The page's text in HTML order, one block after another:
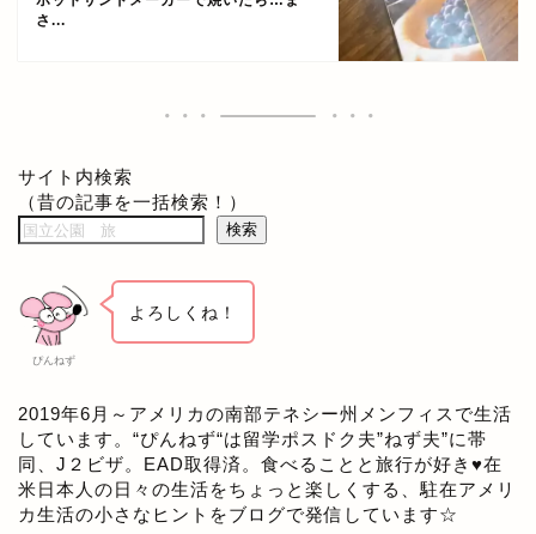
さ...
サイト内検索
（昔の記事を一括検索！）
検索
ぴんねず
よろしくね！
2019年6月～アメリカの南部テネシー州メンフィスで生活
しています。“ぴんねず“は留学ポスドク夫”ねず夫”に帯
同、J２ビザ。EAD取得済。食べることと旅行が好き♥在
米日本人の日々の生活をちょっと楽しくする、駐在アメリ
カ生活の小さなヒントをブログで発信しています☆